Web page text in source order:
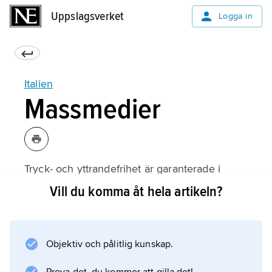
Uppslagsverket Logga in
Italien
Massmedier
Tryck- och yttrandefrihet är garanterade i
konstitutionen, men Italien hamnar trots det
Reportrar utan gränser
(41:e plats 2020). Orsaken är främst den
Vill du komma åt hela artikeln?
Objektiv och pålitlig kunskap.